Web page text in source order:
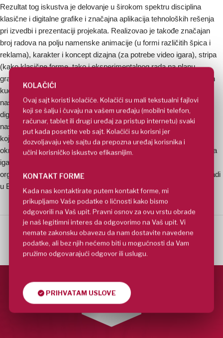
Rezultat tog iskustva je delovanje u širokom spektru disciplina
klasične i digitalne grafike i značajna aplikacija tehnoloških rešenja
pri izvedbi i prezentaciji projekata. Realizovao je takođe značajan
broj radova na polju namenske animacije (u formi različitih špica i
reklama), karakter i koncept dizajna (za potrebe video igara), stripa
(kako klasične forme, tako i eksperimentalnog rada na planu
graničnih područja medija) i ostvario saradnju sa nizom izdavačkih
kuća i drugih klijenata . Od 2008. Godine angažovan je kao
nastavnik u oblastima 3D animacije i modelovanja, na Fakultetu
digitalnih umetnosti Univerziteta Meropolitan u Beogradu. Autor je
nastavnih materijala za učenje na daljinu(e–learning) za predmete
koje predaje (3D modelovanje, 3D Animacija, Dizajn karaktera i
okruženja , Digitalne komunikacije i Vizuelna naracija i dramaturgija
igara). Značajno doprineo mentorisanjem diplomskih radova i
organizacijom studentskih izložbi Univerziteta Meropolitan. Živi i radi
u Beogradu.
KOLAČIĆI
Ovaj sajt koristi kolačiće. Kolačići su mali tekstualni fajlovi
koji se šalju i čuvaju na vašem uređaju (mobilni telefon,
računar, tablet ili drugi uređaj za pristup internetu) svaki
put kada posetite veb sajt. Kolačići su korisni jer
dozvoljavaju veb sajtu da prepozna uređaj korisnika i
učini korisničko iskustvo efikasnijim.
KONTAKT FORME
Kada nas kontaktirate putem kontakt forme, mi
prikupljamo Vaše podatke o ličnosti kako bismo
odgovorili na Vaš upit. Pravni osnov za ovu vrstu obrade
je naš legitimni interes da odgovorimo na Vaš upit. Vi
nemate zakonsku obavezu da nam dostavite navedene
podatke, ali bez njih nećemo biti u mogućnosti da Vam
pružimo odgovarajući odgovor ili uslugu.
PRIHVATAM USLOVE